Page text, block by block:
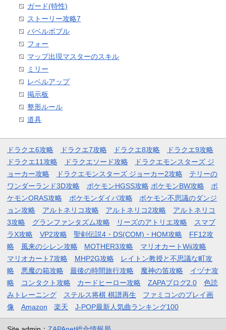
ガード(特性)
ストーリー攻略7
バベルボブル
フォー
マップ出現マスターのスキル
ミリー
レベルアップ
掲示板
整形ルール
道具
ドラクエ6攻略 ドラクエ7攻略 ドラクエ8攻略
ドラクエ9攻略
ドラクエ11攻略
ドラクエソード攻略
ドラクエモンスターズ ジ
ョーカー攻略
ドラクエモンスターズ ジョーカー2攻略
テリーの
ワンダーランド3D攻略
ポケモンHGSS攻略 ポケモンBW攻略
ポ
ケモンORAS攻略
ポケモンダイパ攻略
ポケモン不思議のダンジ
ョン攻略
アルトネリコ攻略 アルトネリコ2攻略
アルトネリコ
3攻略
グランファンタズム攻略 リーズのアトリエ攻略
スマブ
ラX攻略
VP2攻略 聖剣伝説4・DS(COM)・HOM攻略
FF12攻
略
風来のシレン攻略 MOTHER3攻略
マリオカートWii攻略
マリオカート7攻略
MHP2G攻略
レイトン教授と不思議な町攻
略
悪魔の箱攻略 最後の時間旅行攻略 魔神の笛攻略
イヅナ攻
略
コンタクト攻略 カードヒーロー攻略 ZAPAブログ2.0
色読
みトレーニング
ステルス将棋 棋譜再生
ファミコンのプレイ画
像
Amazon 楽天 J-POP最新人気曲ランキング100